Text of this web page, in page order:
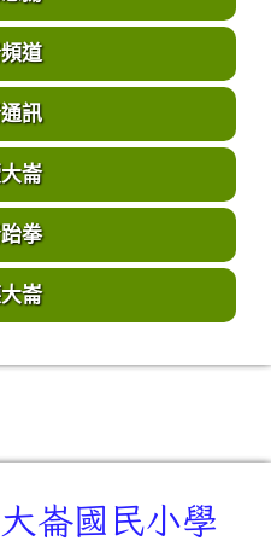
道
訊
崙
拳
崙
崙國民小學